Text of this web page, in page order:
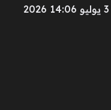
3 يوليو 14:06 2026